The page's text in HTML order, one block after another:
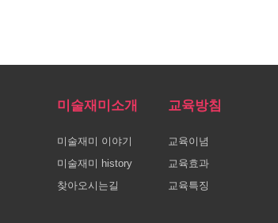
미술재미소개
미술재미 이야기
미술재미 history
찾아오시는길
교육방침
교육이념
교육효과
교육특징